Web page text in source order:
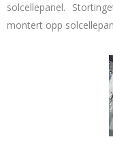
solcellepanel.
montert opp